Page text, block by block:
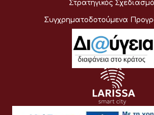
Στρατηγικός
Συγχρηματοδοτούμενα